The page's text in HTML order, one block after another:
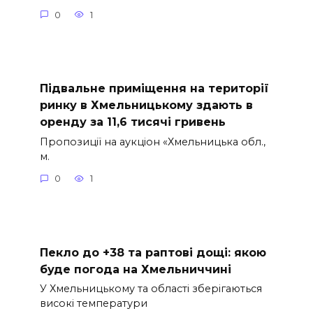
0 1
Підвальне приміщення на території
ринку в Хмельницькому здають в
оренду за 11,6 тисячі гривень
Пропозиції на аукціон «Хмельницька обл.,
м.
0 1
Пекло до +38 та раптові дощі: якою
буде погода на Хмельниччині
У Хмельницькому та області зберігаються
високі температури